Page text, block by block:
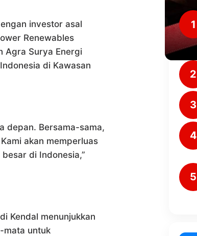
investor asal
Renewables
Agra Surya Energi
di Kawasan
depan. Bersama-sama,
akan memperluas
di Indonesia,”
Kendal menunjukkan
mata untuk
1
2
3
4
5